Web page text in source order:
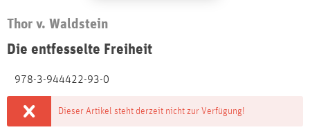
Thor v. Waldstein
Die entfesselte Freiheit
978-3-944422-93-0
Dieser Artikel steht derzeit nicht zur Verfügung!